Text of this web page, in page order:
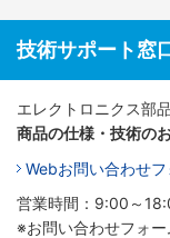
技術サポート窓
エレクトロニクス部
商品の仕様・技術の
Webお問い合わせフ
営業時間：9:00～
※お問い合わせフォー